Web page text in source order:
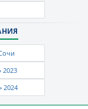
2023
2024